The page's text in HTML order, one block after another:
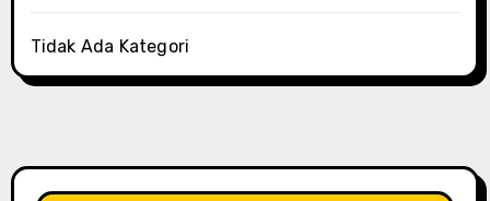
Tidak Ada Kategori